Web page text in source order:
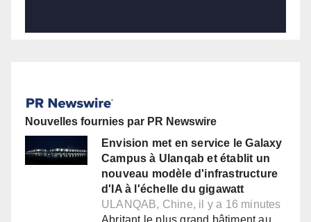
Nouvelles fournies par PR Newswire
Envision met en service le Galaxy
Campus à Ulanqab et établit un
nouveau modèle d'infrastructure
d'IA à l'échelle du gigawatt
ULANQAB, Chine, il y a 16 minutes